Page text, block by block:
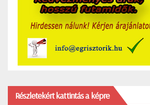
Részletekért kattintás a képre